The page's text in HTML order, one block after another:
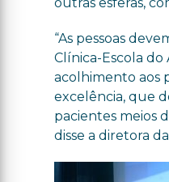
“As pessoas
Clínica-Escola
acolhimento aos
excelência, que
pacientes meios
disse a diretora